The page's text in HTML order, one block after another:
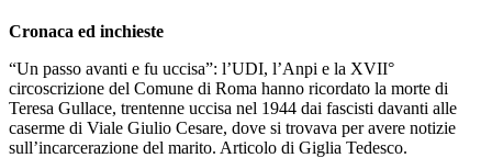
Cronaca ed inchieste
“Un passo avanti e fu uccisa”: l’UDI, l’Anpi e la XVII°
circoscrizione del Comune di Roma hanno ricordato la morte di
Teresa Gullace, trentenne uccisa nel 1944 dai fascisti davanti alle
caserme di Viale Giulio Cesare, dove si trovava per avere notizie
sull’incarcerazione del marito. Articolo di Giglia Tedesco.